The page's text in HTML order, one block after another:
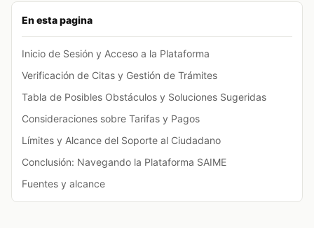
En esta pagina
Inicio de Sesión y Acceso a la Plataforma
Verificación de Citas y Gestión de Trámites
Tabla de Posibles Obstáculos y Soluciones Sugeridas
Consideraciones sobre Tarifas y Pagos
Límites y Alcance del Soporte al Ciudadano
Conclusión: Navegando la Plataforma SAIME
Fuentes y alcance